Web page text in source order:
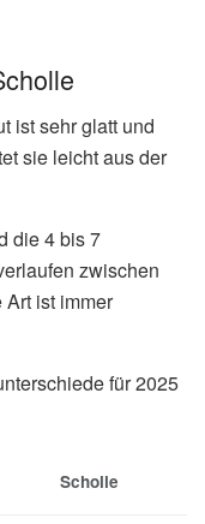
ist sehr glatt und
sie leicht aus der
die 4 bis 7
zwischen
ist immer
für 2025
Scholle